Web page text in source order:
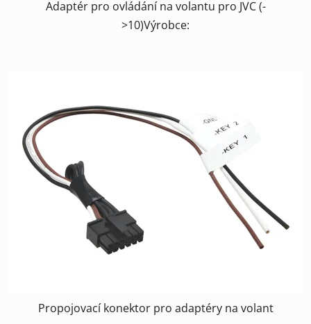
Adaptér pro ovládání na volantu pro JVC (-
>10)Výrobce:
Propojovací konektor pro adaptéry na volant